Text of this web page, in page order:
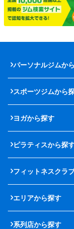
パーソナルジムか
スポーツジムから
ヨガから探す
ピラティスから探
フィットネスクラ
エリアから探す
系列店から探す